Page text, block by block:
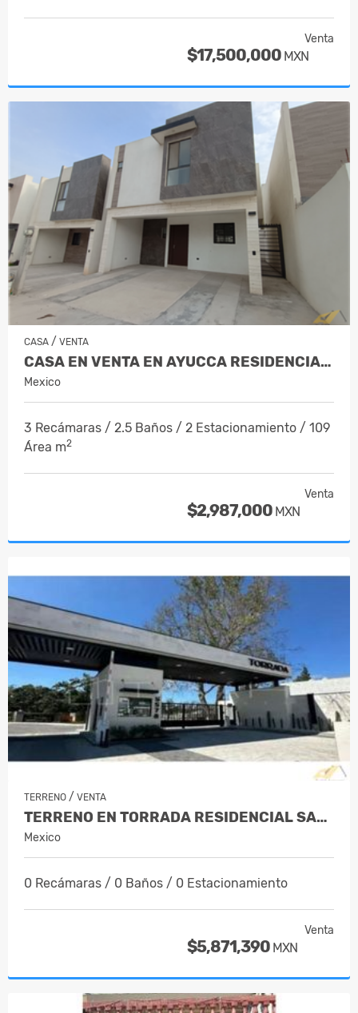
Venta
$17,500,000 MXN
CASA / VENTA
CASA EN VENTA EN AYUCCA RESIDENCIAL G…
Mexico
3 Recámaras / 2.5 Baños / 2 Estacionamiento / 109
Área m2
Venta
$2,987,000 MXN
TERRENO / VENTA
TERRENO EN TORRADA RESIDENCIAL SALTILLO
Mexico
0 Recámaras / 0 Baños / 0 Estacionamiento
Venta
$5,871,390 MXN